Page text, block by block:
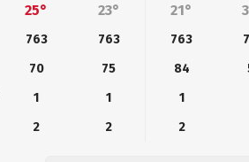
25°
23° 21°
763 763 763
70
75 84
1
1 1
2
2 2